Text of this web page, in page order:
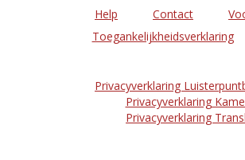
Help Contact
Toegankelijkheidsverklaring
Privacyverklaring
Privacyverklaring
Privacyverklaring